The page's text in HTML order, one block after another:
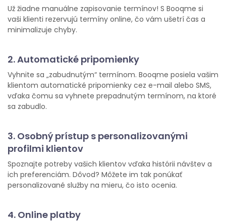
Už žiadne manuálne zapisovanie termínov! S Booqme si
vaši klienti rezervujú termíny online, čo vám ušetrí čas a
minimalizuje chyby.
2. Automatické pripomienky
Vyhnite sa „zabudnutým“ termínom. Booqme posiela vašim
klientom automatické pripomienky cez e-mail alebo SMS,
vďaka čomu sa vyhnete prepadnutým termínom, na ktoré
sa zabudlo.
3. Osobný prístup s personalizovanými
profilmi klientov
Spoznajte potreby vašich klientov vďaka histórii návštev a
ich preferenciám. Dôvod? Môžete im tak ponúkať
personalizované služby na mieru, čo isto ocenia.
4. Online platby